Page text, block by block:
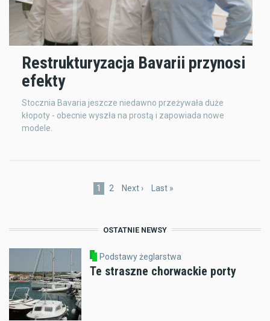
Restrukturyzacja Bavarii przynosi
efekty
Stocznia Bavaria jeszcze niedawno przeżywała duże
kłopoty - obecnie wyszła na prostą i zapowiada nowe
modele.
Current
1 Page
2
Next
Next ›
Last
Last »
OSTATNIE NEWSY
Podstawy żeglarstwa
Te straszne chorwackie porty